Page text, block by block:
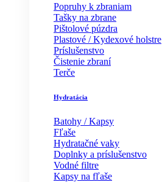
Popruhy k zbraniam
Tašky na zbrane
Pištolové púzdra
Plastové / Kydexové holstre
Príslušenstvo
Čistenie zbraní
Terče
Hydratácia
Batohy / Kapsy
Fľaše
Hydratačné vaky
Doplnky a príslušenstvo
Vodné filtre
Kapsy na fľaše